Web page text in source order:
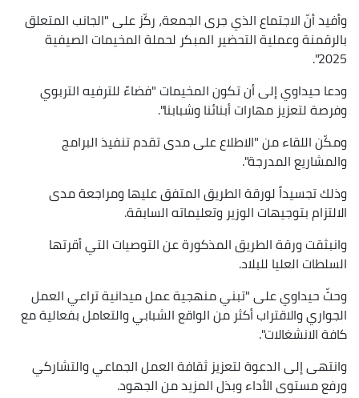
وأفيد أنّ الاجتماع الذي جرى الجمعة، ركّز على "الجانب المتعلق
بالرقمنة وعملية التحضير المبكر لحملة المخيمات الصيفية
2025".
ودعا حيداوي إلى أن تكون المخيمات "فضاءً للترفيه التربوي
وفرصة لتعزيز مهارات أبنائنا وشبابنا".
ومكّن اللقاء من "الاطلاع على مدى تقدم تنفيذ البرامج
والمشاريع المدرجة".
وذلك تجسيداً لورقة الطريق المتفق عليها ومراجعة مدى
الالتزام بتوجيهات الوزير وتعليماته السابقة.
وانبثقت ورقة الطريق المذكورة عن التوصيات التي أقرتها
السلطات العليا للبلاد.
وحثّ حيداوي على "تبني منهجية عمل ميدانية تراعي العمل
الجواري والاقتراب أكثر من الواقع الشبابي والتعامل بفعالية مع
كافة الانشغالات".
وانتهى إلى الدعوة لتعزيز ثقافة العمل الجماعي والتشاركي
ورفع مستوى الأداء وبذل المزيد من الجهود.